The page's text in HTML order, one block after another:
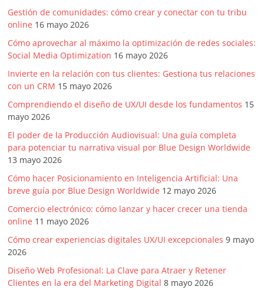
Gestión de comunidades: cómo crear y conectar con tu tribu
online 16 mayo 2026
Cómo aprovechar al máximo la optimización de redes sociales:
Social Media Optimization 16 mayo 2026
Invierte en la relación con tus clientes: Gestiona tus relaciones
con un CRM 15 mayo 2026
Comprendiendo el diseño de UX/UI desde los fundamentos 15
mayo 2026
El poder de la Producción Audiovisual: Una guía completa
para potenciar tu narrativa visual por Blue Design Worldwide
13 mayo 2026
Cómo hacer Posicionamiento en Inteligencia Artificial: Una
breve guía por Blue Design Worldwide 12 mayo 2026
Comercio electrónico: cómo lanzar y hacer crecer una tienda
online 11 mayo 2026
Cómo crear experiencias digitales UX/UI excepcionales 9 mayo
2026
Diseño Web Profesional: La Clave para Atraer y Retener
Clientes en la era del Marketing Digital 8 mayo 2026